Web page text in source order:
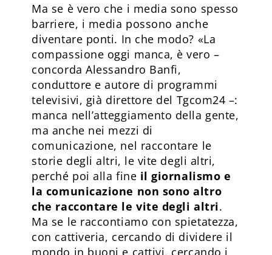
Ma se è vero che i media sono spesso
barriere, i media possono anche
diventare ponti. In che modo? «La
compassione oggi manca, è vero –
concorda Alessandro Banfi,
conduttore e autore di programmi
televisivi, già direttore del Tgcom24 –:
manca nell’atteggiamento della gente,
ma anche nei mezzi di
comunicazione, nel raccontare le
storie degli altri, le vite degli altri,
perché poi alla fine il giornalismo e
la comunicazione non sono altro
che raccontare le vite degli altri.
Ma se le raccontiamo con spietatezza,
con cattiveria, cercando di dividere il
mondo in buoni e cattivi, cercando i